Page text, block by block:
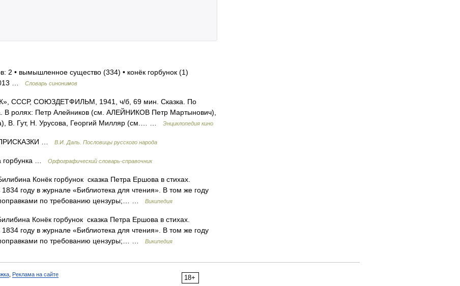
2 • вымышленное существо (334) • конёк горбунок (1)
…
Словарь синонимов
СССР, СОЮЗДЕТФИЛЬМ, 1941, ч/б, 69 мин. Сказка. По
В ролях: Петр Алейников (см. АЛЕЙНИКОВ Петр Мартынович),
В. Гут, Н. Урусова, Георгий Милляр (см.… …
Энциклопедия кино
ПРИСКАЗКИ … В.И. Даль. Пословицы русского народа
горбунка … Орфографический словарь-справочник
Конёк горбунок сказка Петра Ершова в стихах.
году в журнале «Библиотека для чтения». В том же году
по требованию цензуры;… …
Википедия
Конёк горбунок сказка Петра Ершова в стихах.
году в журнале «Библиотека для чтения». В том же году
по требованию цензуры;… …
Википедия
18+
Реклама на сайте